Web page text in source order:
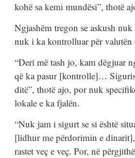
kohë sa kemi mundësi”, thotë
Ngjashëm tregon se askush
nuk i ka kontrolluar për valutën
“Deri më tash jo, kam dëgjuar
që ka pasur [kontrolle]…
ditë”, thotë ajo, por nuk
lokale e ka fjalën.
“Nuk jam i sigurt se si është
[lidhur me përdorimin e
rastet veç e veç. Por, në